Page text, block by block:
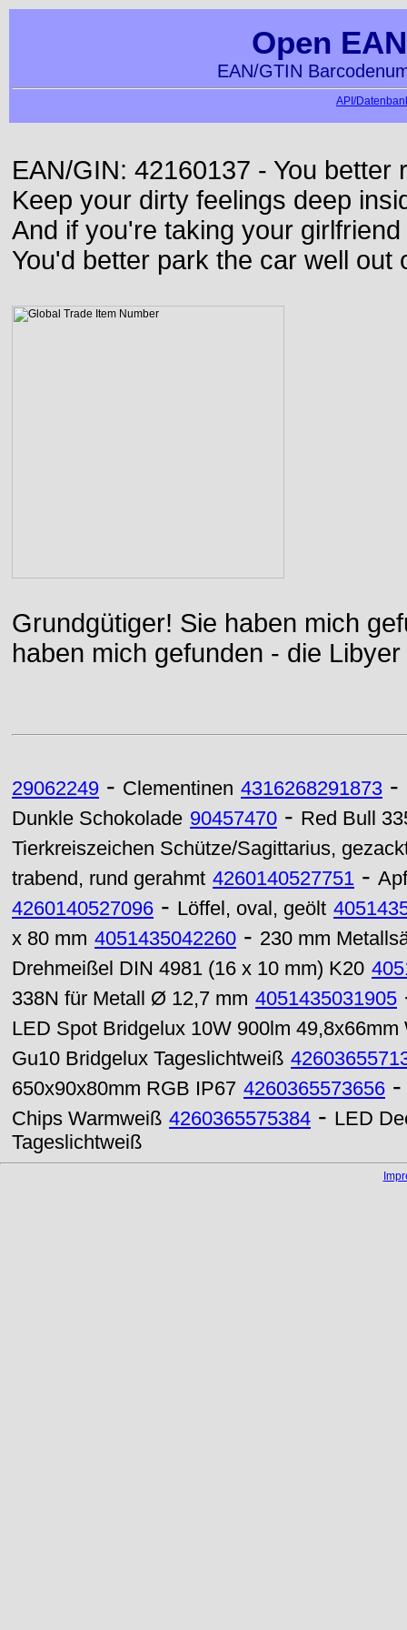
Open
EAN/GTIN
API/
EAN/GIN: 42160137 - You better
Keep your dirty feelings deep
And if you're taking your
You'd better park the car well out
Grundgütiger! Sie haben mich
haben mich gefunden - die
29062249 - Clementinen 4316268291873 -
Dunkle Schokolade 90457470 - Red Bull
Tierkreiszeichen Schütze/Sagittarius,
trabend, rund gerahmt 4260140527751 -
4260140527096 - Löffel, oval, geölt
x 80 mm 4051435042260 - 230 mm
Drehmeißel DIN 4981 (16 x 10 mm) K20
338N für Metall Ø 12,7 mm 4051435031905
LED Spot Bridgelux 10W 900lm 49,8x66mm
Gu10 Bridgelux Tageslichtweiß
650x90x80mm RGB IP67 4260365573656
Chips Warmweiß 4260365575384 - LED
Tageslichtweiß